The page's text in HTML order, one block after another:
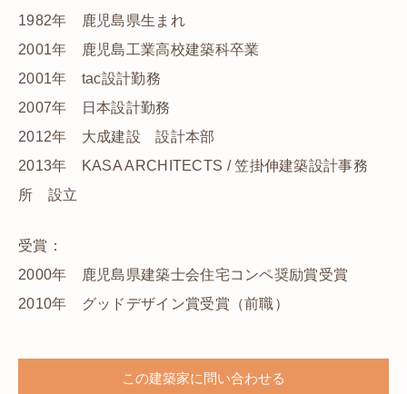
1982年 鹿児島県生まれ
2001年 鹿児島工業高校建築科卒業
2001年 tac設計勤務
2007年 日本設計勤務
2012年 大成建設 設計本部
2013年 KASA ARCHITECTS / 笠掛伸建築設計事務
所 設立
受賞：
2000年 鹿児島県建築士会住宅コンペ奨励賞受賞
2010年 グッドデザイン賞受賞（前職）
この建築家に問い合わせる